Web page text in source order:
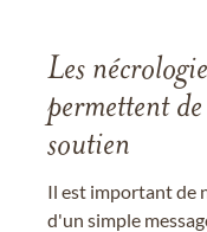
Les
permettent
soutien
Il est important de
d'un simple